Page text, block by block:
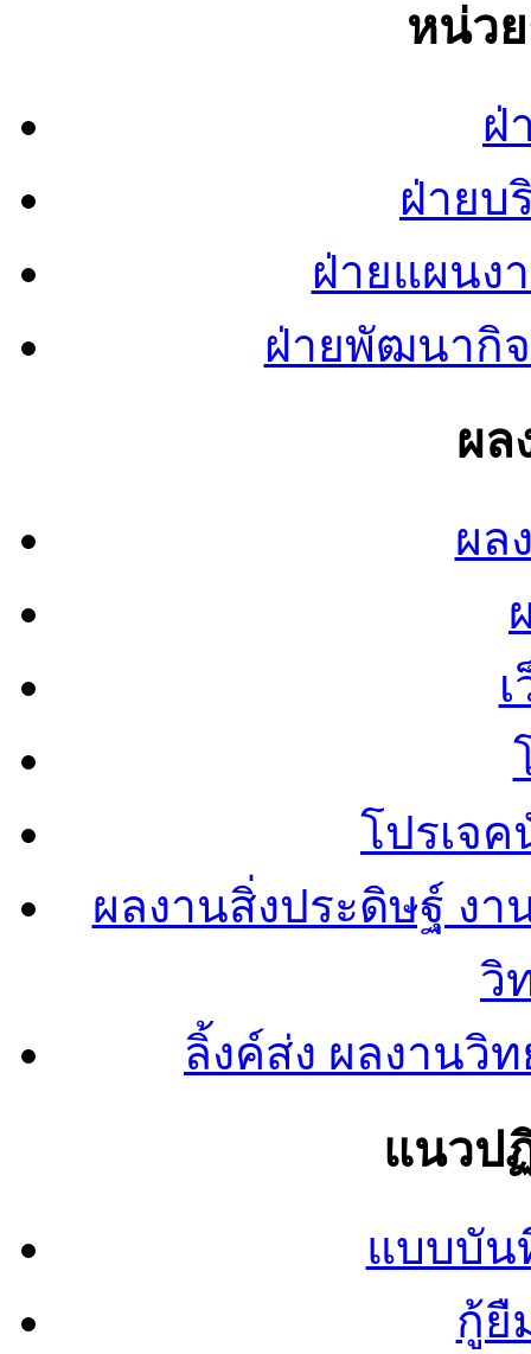
หน่ว
ฝ่
ฝ่ายบ
ฝ่ายแผนง
ฝ่ายพัฒนากิ
ผล
ผล
โปรเจ
ผลงานสิ่งประดิษฐ์ งา
วิ
ลิ้งค์ส่ง ผลงานวิ
แนวป
แบบบัน
กู้ยื